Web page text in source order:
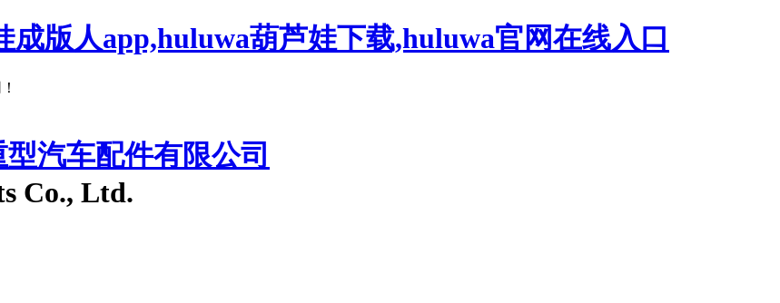
版人app,huluwa葫芦娃下载,huluwa官网在线入口
汽车配件有限公司
Co., Ltd.